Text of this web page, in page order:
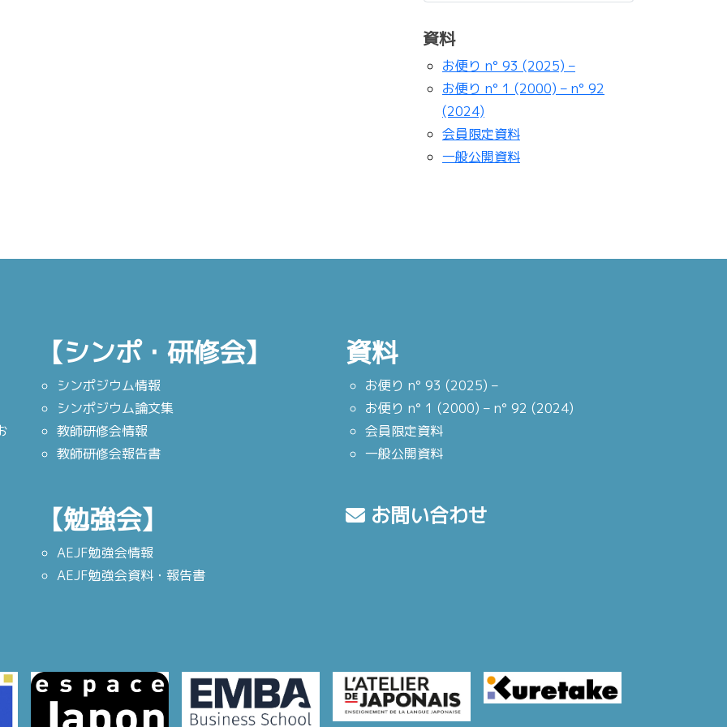
資料
お便り n° 93 (2025) –
お便り n° 1 (2000) – n° 92
(2024)
会員限定資料
一般公開資料
【シンポ・研修会】
シンポジウム情報
シンポジウム論文集
教師研修会情報
教師研修会報告書
【勉強会】
AEJF勉強会情報
AEJF勉強会資料・報告書
資料
お便り n° 93 (2025) –
お便り n° 1 (2000) – n° 92 (2024)
会員限定資料
一般公開資料
お問い合わせ